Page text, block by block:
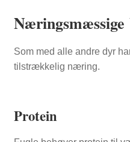
Næringsmæssige
Som med alle andre dyr
tilstrækkelig næring.
Protein